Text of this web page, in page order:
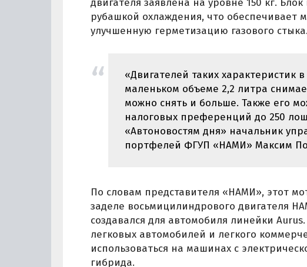
двигателя заявлена на уровне 150 кг.
рубашкой охлаждения, что обеспечивает
улучшенную герметизацию газового стыка.
«Двигателей таких характеристик
маленьком объеме 2,2 литра
можно снять и больше. Также его
налоговых преференций до 250
«Автоновостям дня» начальник
портфелей ФГУП «НАМИ» Максим
По словам представителя «НАМИ», этот
заделе восьмицилиндрового двигателя
создавался для автомобиля линейки
легковых автомобилей и легкого
использоваться на машинах с
гибрида.